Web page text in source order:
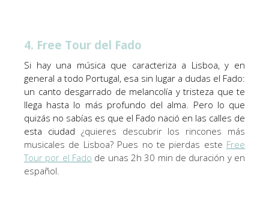
4. Free Tour del Fado
Si hay una música que caracteriza a Lisboa, y en
general a todo Portugal, esa sin lugar a dudas el Fado:
un canto desgarrado de melancolía y tristeza que te
llega hasta lo más profundo del alma. Pero lo que
quizás no sabías es que el Fado nació en las calles de
esta ciudad ¿quieres descubrir los rincones más
musicales de Lisboa? Pues no te pierdas este Free
Tour por el Fado de unas 2h 30 min de duración y en
español.